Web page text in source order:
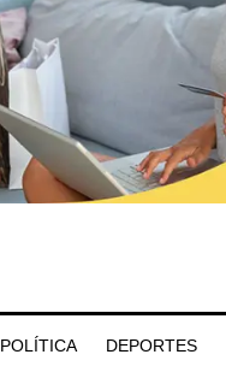
POLÍTICA DEPORTES